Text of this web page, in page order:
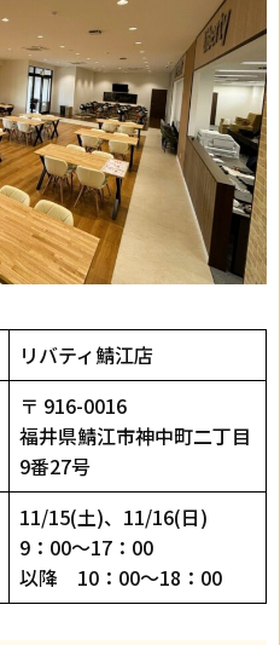
リバティ鯖江店
〒 916-0016
福井県鯖江市神中町二丁目
9番27号
11/15(土)、11/16(日)
9：00～17：00
以降 10：00～18：00